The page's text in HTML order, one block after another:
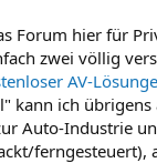
Forum hier für
zwei völlig
AV-
kann ich
Auto-Industrie
ferngesteuert),